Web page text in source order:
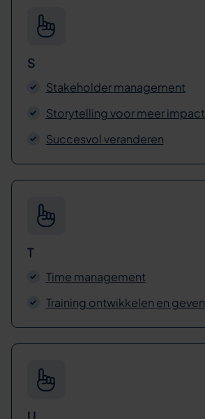
S
Stakeholder management
Storytelling voor meer impact
Succesvol veranderen
T
Time management
Training ontwikkelen en geven